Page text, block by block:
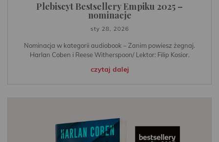
Plebiscyt Bestsellery Empiku 2025 –
nominacje
sty 28, 2026
Nominacja w kategorii audiobook – Zanim powiesz żegnaj.
Harlan Coben i Reese Witherspoon/ Lektor: Filip Kosior.
czytaj dalej